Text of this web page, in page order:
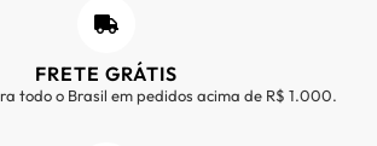
FRETE GRÁTIS
todo o Brasil em pedidos acima de R$ 1.000.